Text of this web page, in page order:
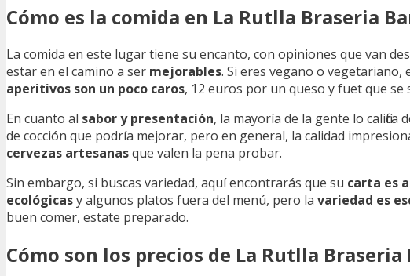
Cómo es la comida en La Rutlla Braseria
La comida en este lugar tiene su encanto, con opiniones que van
estar en el camino a ser mejorables. Si eres vegano o vegetariano,
aperitivos son un poco caros, 12 euros por un queso y fuet que se
En cuanto al sabor y presentación, la mayoría de la gente lo califica
de cocción que podría mejorar, pero en general, la calidad
cervezas artesanasque valen la pena probar.
Sin embargo, si buscas variedad, aquí encontrarás que su carta es
ecológicasy algunos platos fuera del menú, pero la variedad es
buen comer, estate preparado.
Cómo son los precios de La Rutlla